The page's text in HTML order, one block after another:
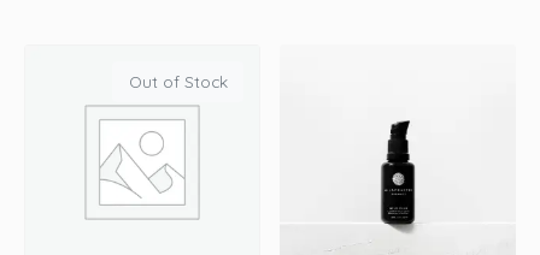
Out of Stock